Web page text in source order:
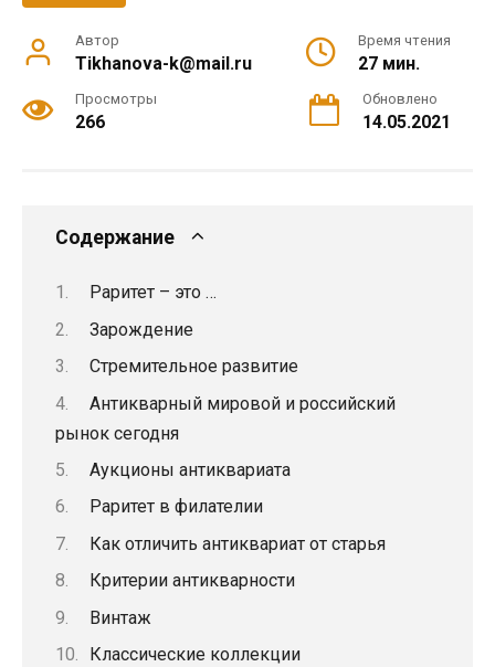
Автор
Tikhanova-k@mail.ru
Время чтения
27 мин.
Просмотры
266
Обновлено
14.05.2021
Содержание
Раритет – это …
Зарождение
Стремительное развитие
Антикварный мировой и российский
рынок сегодня
Аукционы антиквариата
Раритет в филателии
Как отличить антиквариат от старья
Критерии антикварности
Винтаж
Классические коллекции